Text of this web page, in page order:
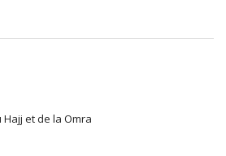
Hajj et de la Omra